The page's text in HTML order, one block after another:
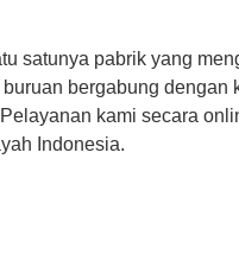
satunya pabrik yang
bergabung dengan
kami secara
Indonesia.